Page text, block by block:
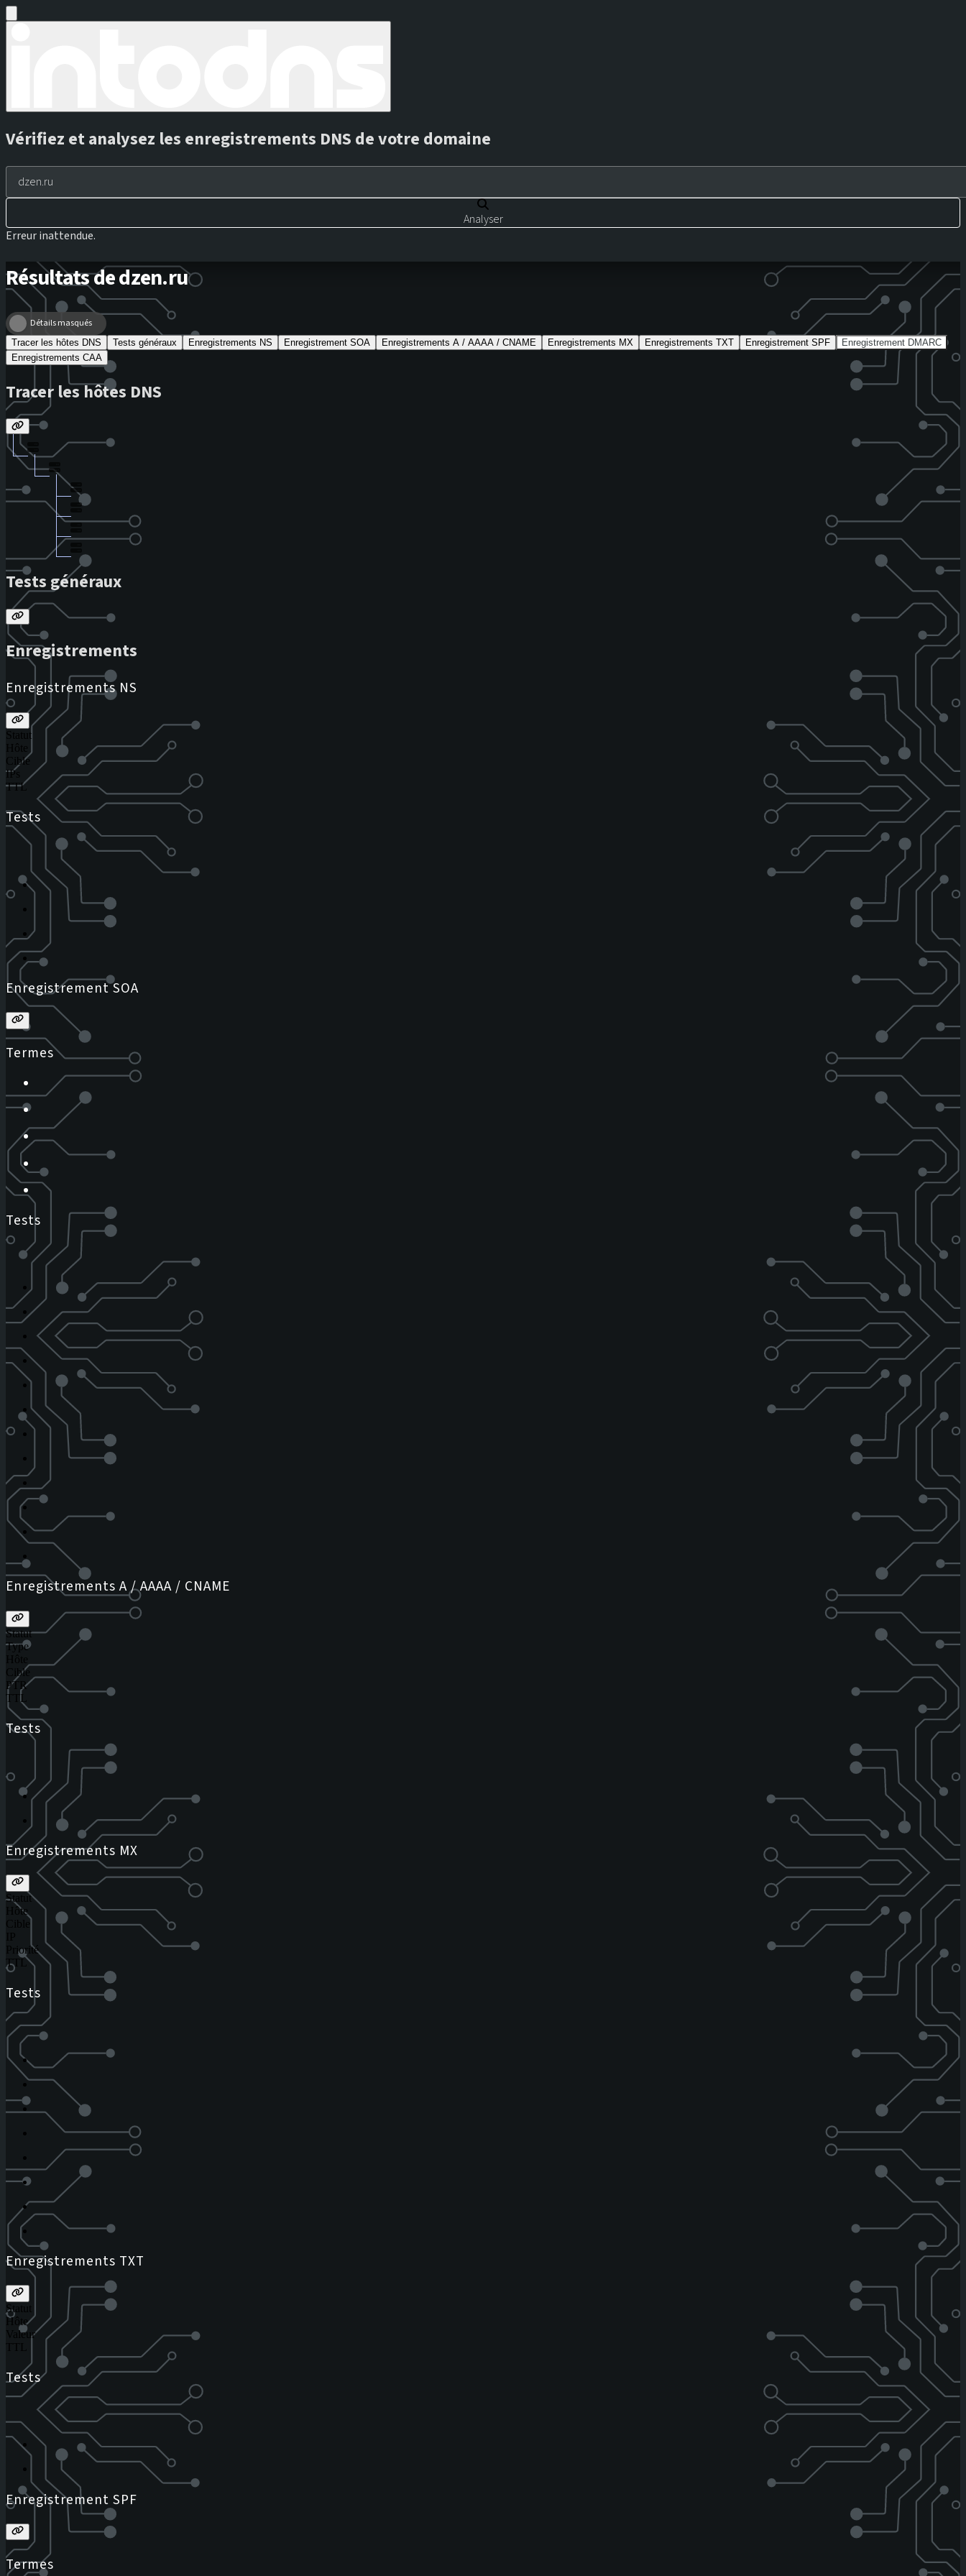
Vérifiez et analysez les enregistrements DNS de votre domaine
Analyser
Erreur inattendue.
Résultats de dzen.ru
Détails masqués
Tracer les hôtes DNS Tests généraux Enregistrements NS Enregistrement SOA Enregistrements A / AAAA / CNAME Enregistrements MX Enregistrements TXT Enregistrement SPF
Enregistrement DMARC
Enregistrements CAA
Tracer les hôtes DNS
Tests généraux
Enregistrements
Enregistrements NS
Statut
Hôte
Cible
IPs
TTL
Tests
Enregistrement SOA
Termes
Tests
Enregistrements A / AAAA / CNAME
Statut
Type
Hôte
Cible
PTR
TTL
Tests
Enregistrements MX
Statut
Hôte
Cible
IP
Priorité
TTL
Tests
Enregistrements TXT
Statut
Hôte
Valeur
TTL
Tests
Enregistrement SPF
Termes